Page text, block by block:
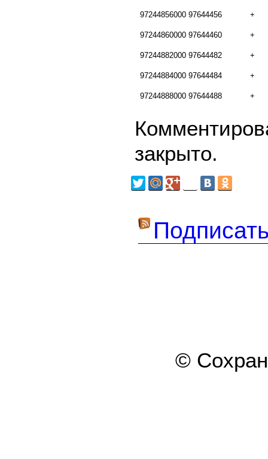
97244856000 97644456 +
97244860000 97644460 +
97244882000 97644482 +
97244884000 97644484 +
97244888000 97644488 +
закрыто.
©